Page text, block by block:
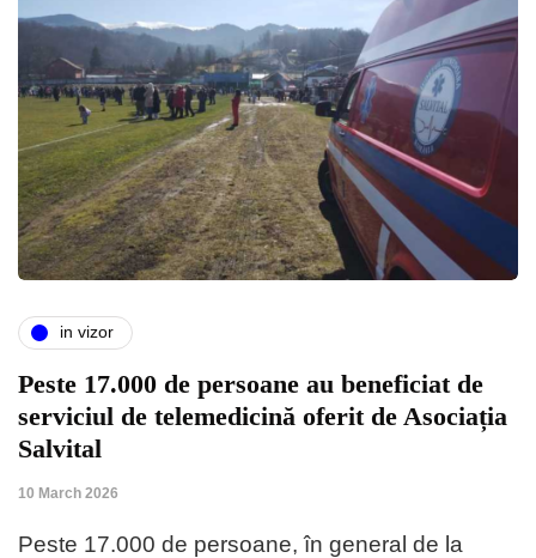
in vizor
Peste 17.000 de persoane au beneficiat de
serviciul de telemedicină oferit de Asociația
Salvital
10 March 2026
Peste 17.000 de persoane, în general de la